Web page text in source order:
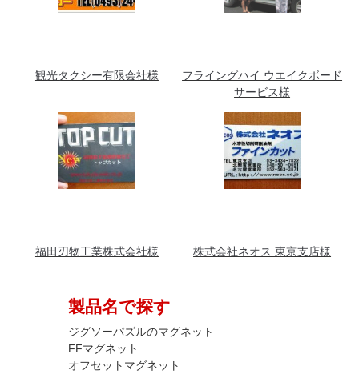
観光タクシー有限会社様
フライングハイ ウエイクボード
サービス様
福田刃物工業株式会社様 株式会社ネオス 東京支店様
製品名で探す
ジグソーパズルのマグネット
FFマグネット
オフセットマグネット